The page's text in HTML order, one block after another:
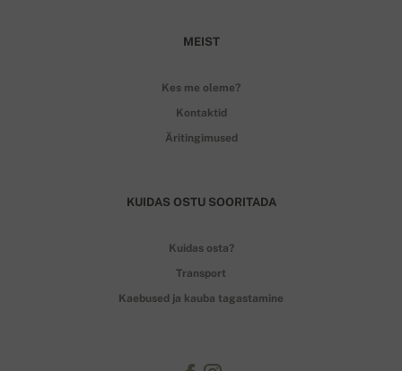
MEIST
Kes me oleme?
Kontaktid
Äritingimused
KUIDAS OSTU SOORITADA
Kuidas osta?
Transport
Kaebused ja kauba tagastamine